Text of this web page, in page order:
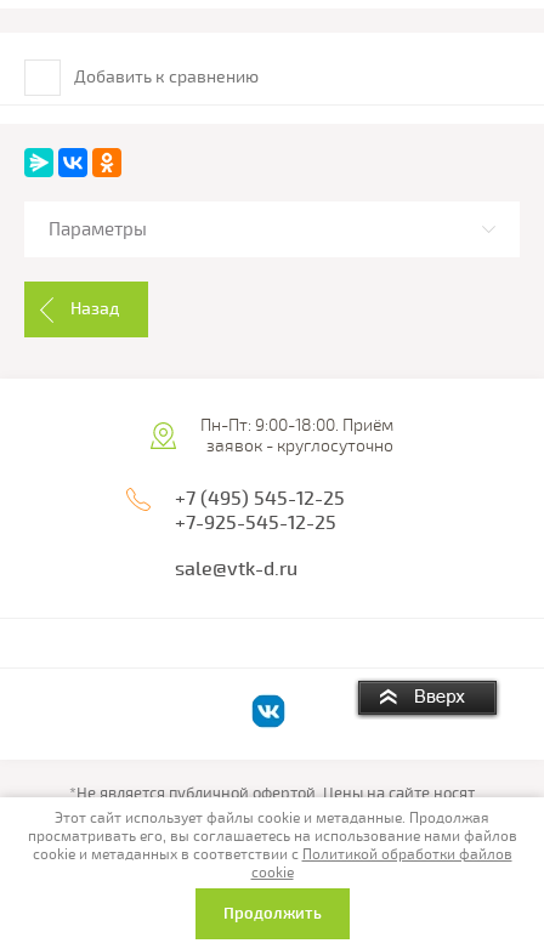
Добавить к сравнению
Параметры
Назад
Пн-Пт: 9:00-18:00. Приём
заявок - круглосуточно
+7 (495) 545-12-25
+7-925-545-12-25
sale@vtk-d.ru
*Не является публичной офертой. Цены на сайте носят
информационный характер, окончательную стоимость уточняйте
у менеджеров.
Ваша Торговая Компания © 2009-2026
Политика конфиденциальности
Мегагрупп.ру
Этот сайт использует файлы cookie и метаданные. Продолжая
просматривать его, вы соглашаетесь на использование нами файлов
cookie и метаданных в соответствии с Политикой обработки файлов
cookie
Продолжить